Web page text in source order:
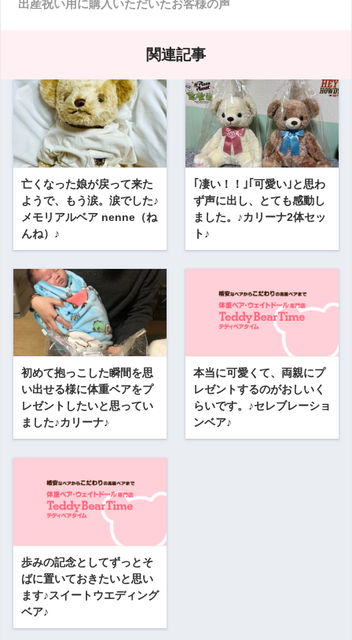
出産祝い用に購入いただいたお客様の声
関連記事
亡くなった娘が戻って来た
ようで、もう涙。涙でした♪
メモリアルベア nenne（ね
んね）♪
｢凄い！！｣｢可愛い｣と思わ
ず声に出し、とても感動し
ました。♪カリーナ2体セッ
ト♪
初めて抱っこした瞬間を思
い出せる様に体重ベアをプ
レゼントしたいと思ってい
ました♪カリーナ♪
本当に可愛くて、両親にプ
レゼントするのがおしいく
らいです。♪セレブレーショ
ンベア♪
歩みの記念としてずっとそ
ばに置いておきたいと思い
ます♪スイートウエディング
ベア♪